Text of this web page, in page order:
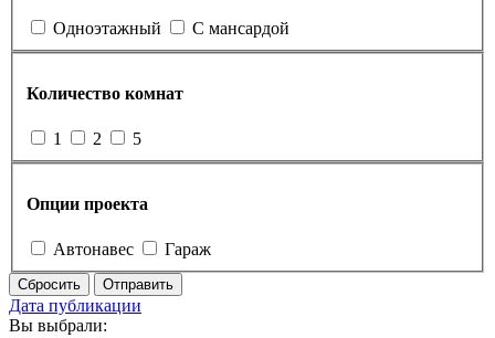
Одноэтажный С мансардой
Количество комнат
1 2 5
Опции проекта
Автонавес Гараж
Сбросить Отправить
Дата публикации
Вы выбрали: